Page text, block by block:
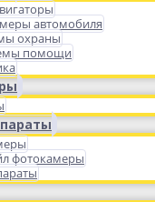
автомобиля
охраны
помощи
фотокамеры